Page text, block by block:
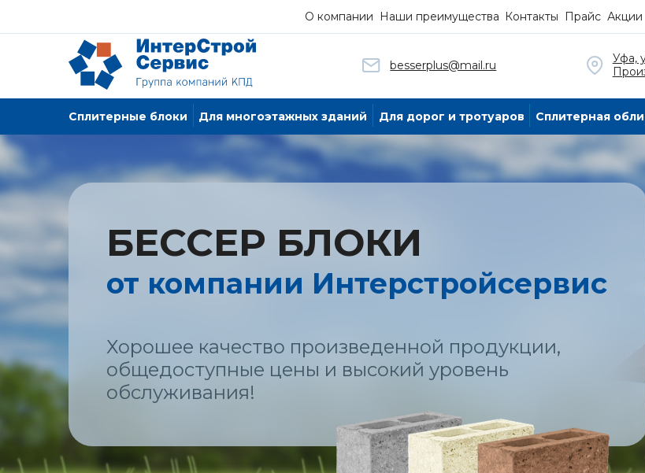
О компании Наши преимущества Контакты Прайс Акции
besserplus@mail.ru
Уфа,
Сплитерные блоки Для многоэтажных зданий Для дорог и тротуаров Сплитерная
БЕССЕР БЛОКИ
от компании Интерстройсервис
Хорошее качество произведенной продукции,
общедоступные цены и высокий уровень
обслуживания!